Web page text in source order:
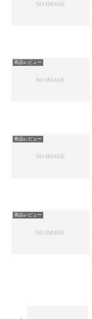
商品レビュー
商品レビュー
商品レビュー